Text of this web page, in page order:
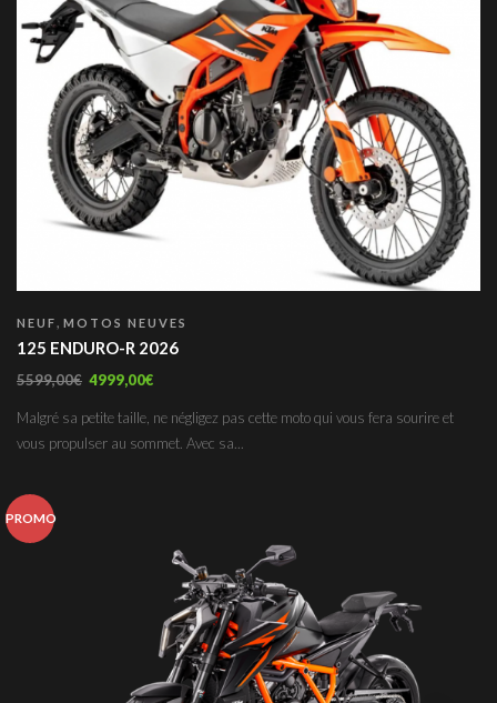
NEUF, MOTOS NEUVES
125 ENDURO-R 2026
5599,00€ 4999,00€
Malgré sa petite taille, ne négligez pas cette moto qui vous fera sourire et
vous propulser au sommet. Avec sa...
PROMO